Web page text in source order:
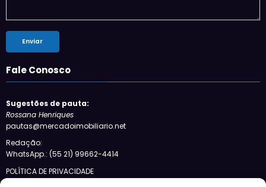
Fale Conosco
Sugestões de pauta:
Rossana Henriques
pautas@mercadoimobiliario.net
Redação:
WhatsApp.: (55 21) 99662-4414
POLÍTICA DE PRIVACIDADE